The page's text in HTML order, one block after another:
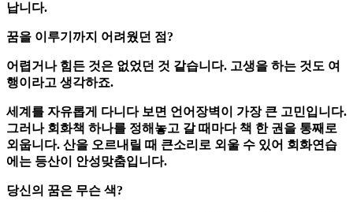
납니다.
꿈을 이루기까지 어려웠던 점?
어렵거나 힘든 것은 없었던 것 같습니다. 고생을 하는 것도 여
행이라고 생각하죠.
세계를 자유롭게 다니다 보면 언어장벽이 가장 큰 고민입니다.
그러나 회화책 하나를 정해놓고 갈 때마다 책 한 권을 통째로
외웁니다. 산을 오르내릴 때 큰소리로 외울 수 있어 회화연습
에는 등산이 안성맞춤입니다.
당신의 꿈은 무슨 색?